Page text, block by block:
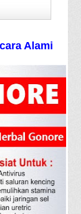
Alami